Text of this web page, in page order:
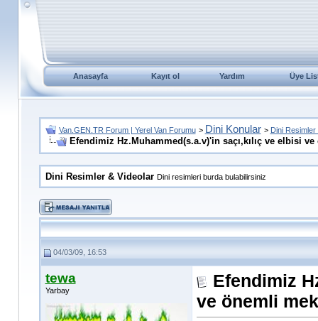
Anasayfa Kayıt ol Yardım Üye
Van.GEN.TR Forum | Yerel Van Forumu > Dini Konular > Dini Resimler
Efendimiz Hz.Muhammed(s.a.v)'in saçı,kılıç ve elbisi
Dini Resimler & Videolar Dini resimleri burda bulabilirsiniz
04/03/09, 16:53
tewa
Yarbay
Efendimiz
ve önemli